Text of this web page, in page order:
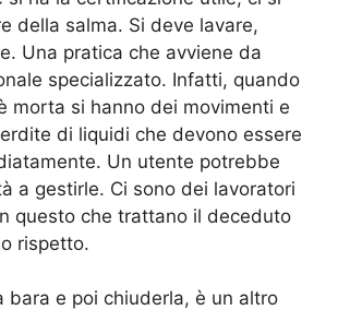
della salma. Si deve lavare,
Una pratica che avviene da
specializzato. Infatti, quando
morta si hanno dei movimenti e
di liquidi che devono essere
Un utente potrebbe
a gestirle. Ci sono dei lavoratori
questo che trattano il deceduto
rispetto.
bara e poi chiuderla, è un altro